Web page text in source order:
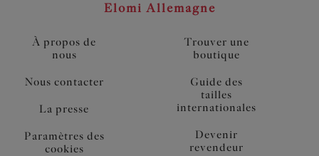
À propos de
nous
Nous contacter
La presse
Paramètres des
cookies
Elomi Allemagne
Trouver une
boutique
Guide des
tailles
internationales
Devenir
revendeur